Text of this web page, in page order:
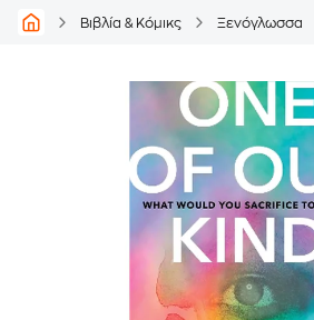
Βιβλία & Κόμικς Ξενόγλωσσα